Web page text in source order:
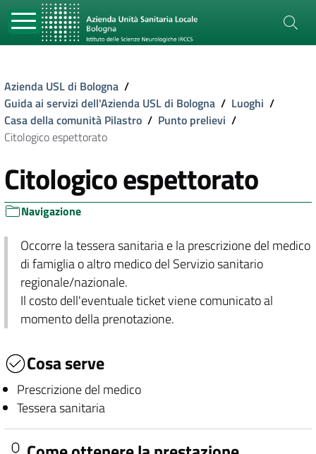
Azienda USL di Bologna /
Guida ai servizi dell'Azienda USL di Bologna / Luoghi /
Casa della comunità Pilastro / Punto prelievi /
Citologico espettorato
Citologico espettorato
Navigazione
Occorre la tessera sanitaria e la prescrizione del medico
di famiglia o altro medico del Servizio sanitario
regionale/nazionale.
Il costo dell'eventuale ticket viene comunicato al
momento della prenotazione.
Cosa serve
Prescrizione del medico
Tessera sanitaria